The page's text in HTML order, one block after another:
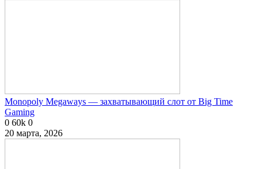
Monopoly Megaways — захватывающий слот от Big Time
Gaming
0 60k 0
20 марта, 2026